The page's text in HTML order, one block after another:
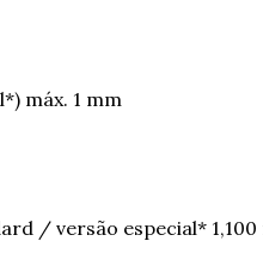
máx. 1 mm
/ versão especial*